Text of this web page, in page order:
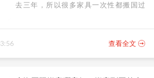
去三年，所以很多家具一次性都搬国过
到了美国不想再买家具什么的了，因此在
过去，多亏了海龙国际搬家公司一次性快
速搞定，不用我操心太多，从家具打包包
查看全文